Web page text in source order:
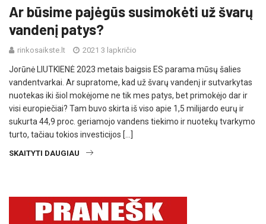
Ar būsime pajėgūs susimokėti už švarų
vandenį patys?
rinkosaikste.lt 2021 3 lapkričio
Jorūnė LIUTKIENĖ 2023 metais baigsis ES parama mūsų šalies
vandentvarkai. Ar supratome, kad už švarų vandenį ir sutvarkytas
nuotekas iki šiol mokėjome ne tik mes patys, bet primokėjo dar ir
visi europiečiai? Tam buvo skirta iš viso apie 1,5 milijardo eurų ir
sukurta 44,9 proc. geriamojo vandens tiekimo ir nuotekų tvarkymo
turto, tačiau tokios investicijos […]
SKAITYTI DAUGIAU